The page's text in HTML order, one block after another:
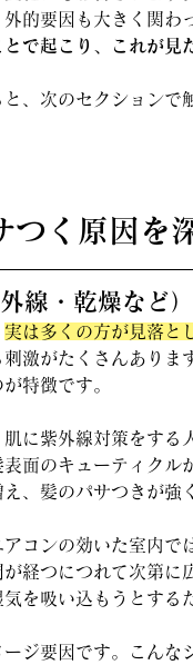
的要因も大きく関わ
で起こり、これが見
、次のセクション
く原因を
線・乾燥など）
実は多くの方が見落と
激がたくさんありま
特徴です。
に紫外線対策をす
面のキューティクル
、髪のパサつきが強
コンの効いた室内で
経つにつれて次第
を吸い込もうとする
ジ要因です。こんな